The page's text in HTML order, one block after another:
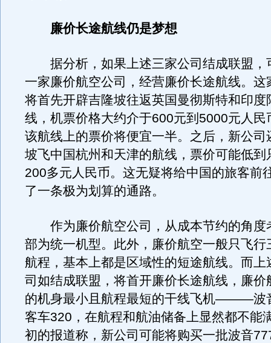
廉价长途航线仍是梦想
据分析，如果上述三家公司结成联盟，
一家廉价航空公司，经营廉价长途航线。这
将首先开辟吉隆坡往返英国曼彻斯特和印度
线，机票价格大约介于600元到5000元人民
该航线上的票价将便宜一半。之后，新公司
坡飞中国杭州和天津的航线，票价可能低到
200多元人民币。这无疑将给中国的旅客前
了一条极为划算的通路。
作为廉价航空公司，从成本节约的角度
部为统一机型。此外，廉价航空一般只飞行
航程，基本上都是区域性的短途航线。而上
司如结成联盟，将首开廉价长途航线，廉价
的机身最小且航程最短的干线飞机———波
客车320，在航程和航油储备上显然都不能
初的报道称，新公司可能将购买一批波音